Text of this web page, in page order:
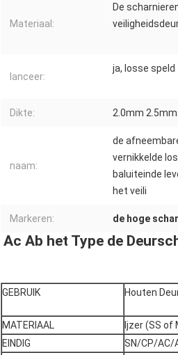
Materiaal:
De
lanceer:
ja, losse speld
Dikte: 2.0mm
naam:
de
vernikkelde
baluiteinde
het veili
Markeren: de hoge
Ac Ab het Type de
GEBRUIK Houten
MATERIAAL
Ijzer (SS of
EINDIG
SN/CP/AC/